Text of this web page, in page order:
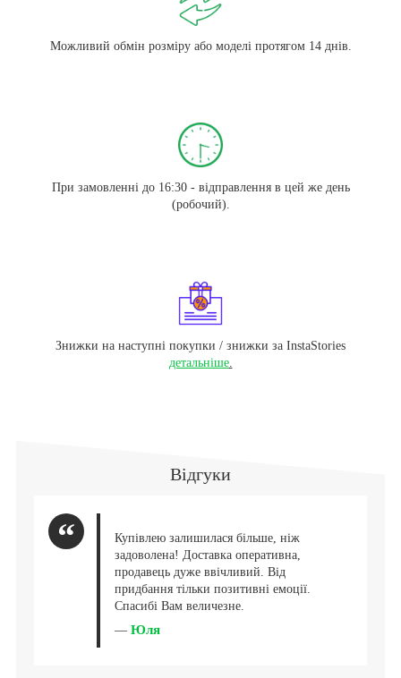
Можливий обмін розміру або моделі протягом 14 днів.
При замовленні до 16:30 - відправлення в цей же день
(робочий).
Знижки на наступні покупки / знижки за InstaStories
детальніше.
Відгуки
Купівлею залишилася більше, ніж
задоволена! Доставка оперативна,
продавець дуже ввічливий. Від
придбання тільки позитивні емоції.
Спасибі Вам величезне.
— Юля